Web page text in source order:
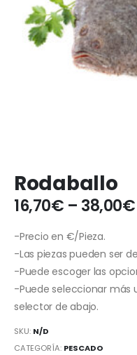
Rodaballo
16,70€ – 38,00€
-Precio en €/Pieza.
-Las piezas pueden ser
-Puede escoger las
-Puede seleccionar más
selector de abajo.
SKU: N/D
CATEGORÍA: PESCADO